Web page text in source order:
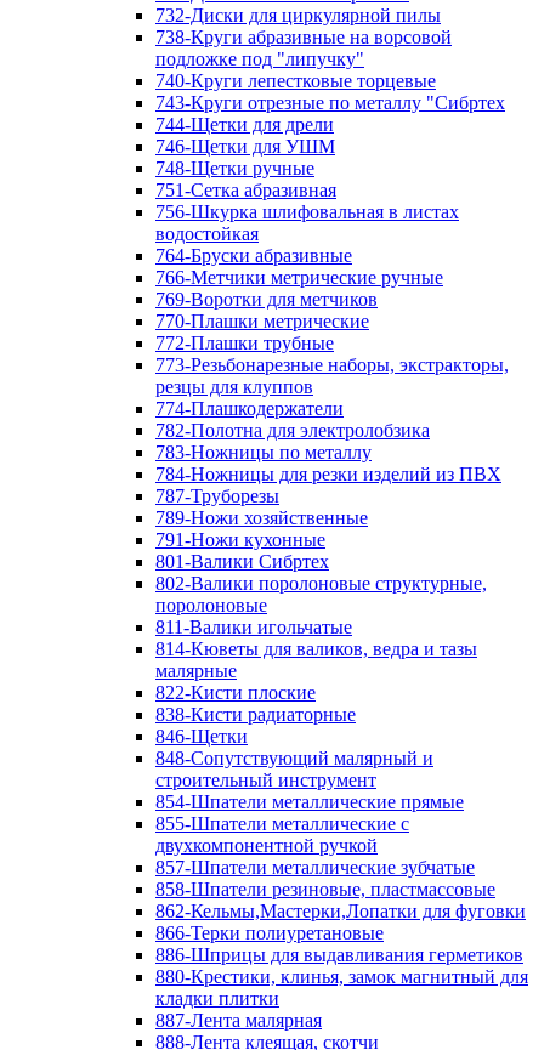
732-Диски для циркулярной пилы
738-Круги абразивные на ворсовой
подложке под "липучку"
740-Круги лепестковые торцевые
743-Круги отрезные по металлу "Сибртех
744-Щетки для дрели
746-Щетки для УШМ
748-Щетки ручные
751-Сетка абразивная
756-Шкурка шлифовальная в листах
водостойкая
764-Бруски абразивные
766-Метчики метрические ручные
769-Воротки для метчиков
770-Плашки метрические
772-Плашки трубные
773-Резьбонарезные наборы, экстракторы,
резцы для клуппов
774-Плашкодержатели
782-Полотна для электролобзика
783-Ножницы по металлу
784-Ножницы для резки изделий из ПВХ
787-Труборезы
789-Ножи хозяйственные
791-Ножи кухонные
801-Валики Сибртех
802-Валики поролоновые структурные,
поролоновые
811-Валики игольчатые
814-Кюветы для валиков, ведра и тазы
малярные
822-Кисти плоские
838-Кисти радиаторные
846-Щетки
848-Сопутствующий малярный и
строительный инструмент
854-Шпатели металлические прямые
855-Шпатели металлические с
двухкомпонентной ручкой
857-Шпатели металлические зубчатые
858-Шпатели резиновые, пластмассовые
862-Кельмы,Мастерки,Лопатки для фуговки
866-Терки полиуретановые
886-Шприцы для выдавливания герметиков
880-Крестики, клинья, замок магнитный для
кладки плитки
887-Лента малярная
888-Лента клеящая, скотчи